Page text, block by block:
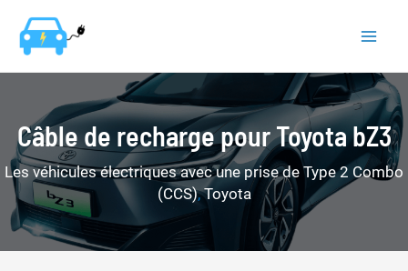
contenu
Câble de recharge pour Toyota bZ3
Les véhicules électriques avec une prise de Type 2 Combo
(CCS),Toyota